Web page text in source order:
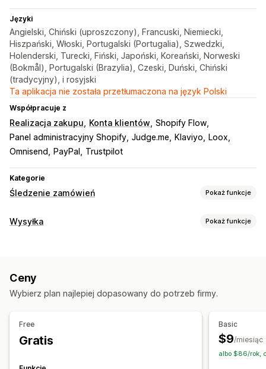
Języki
Angielski, Chiński (uproszczony), Francuski, Niemiecki,
Hiszpański, Włoski, Portugalski (Portugalia), Szwedzki,
Holenderski, Turecki, Fiński, Japoński, Koreański, Norweski
(Bokmål), Portugalski (Brazylia), Czeski, Duński, Chiński
(tradycyjny), i rosyjski
Ta aplikacja nie została przetłumaczona na język Polski
Współpracuje z
Realizacja zakupu Konta klientów Shopify Flow
Panel administracyjny Shopify Judge.me Klaviyo
Loox
Omnisend
PayPal Trustpilot
Kategorie
Śledzenie zamówień Pokaż funkcje
Śledzenie
Niestandardowy link śledzenia
Przewidywana data dostawy
Globalne śledzenie
Ukrywanie przewoźnika
E-mail Powiadomienia w czasie rzeczywistym
Wysyłka Pokaż funkcje
Synchronizacja zamówień
Wybór przewoźnika
Strona śledzenia z własną marką
Ceny
Wybierz plan najlepiej dopasowany do potrzeb firmy.
Free
Gratis
Basic
$9/miesiąc
albo $86/rok,